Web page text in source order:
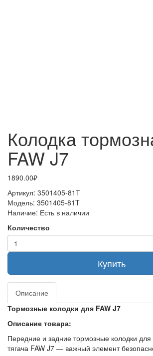
Колодка
FAW J7
1890.00₽
Артикул: 3501405-81T
Модель: 3501405-81T
Наличие: Есть в наличии
Количество
Купить
Описание
Тормозные колодки для FAW J7
Описание товара:
Передние и задние тормозные колодки для
тягача FAW J7 — важный элемент